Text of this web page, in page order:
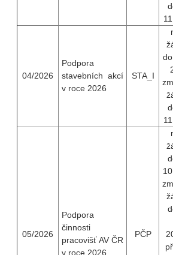
04/2026
Podpora
stavebních akcí
v roce 2026
STA_I
05/2026
Podpora
činnosti
pracovišť AV ČR
v roce 2026
PČP